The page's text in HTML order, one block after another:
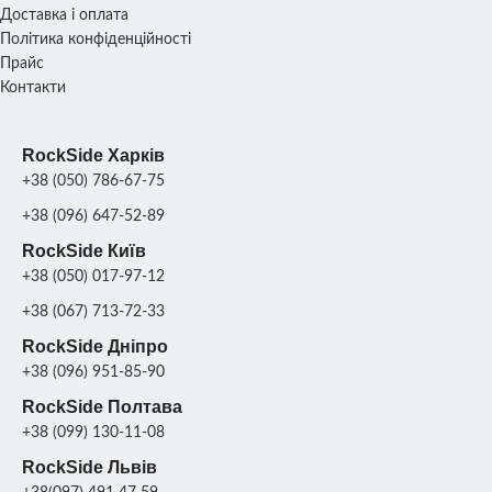
Доставка і оплата
Політика конфіденційності
Прайс
Контакти
RockSide Харків
+38 (050) 786-67-75
+38 (096) 647-52-89
RockSide Київ
+38 (050) 017-97-12
+38 (067) 713-72-33
RockSide Дніпро
+38 (096) 951-85-90
RockSide Полтава
+38 (099) 130-11-08
RockSide Львів